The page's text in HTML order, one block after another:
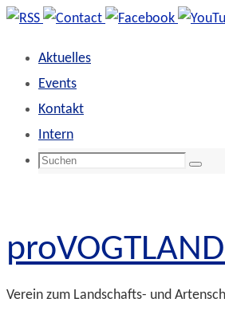
Zum
springen
Aktuelles
Events
Kontakt
Intern
Suchen
Suchen
Verein zum Landschafts- und